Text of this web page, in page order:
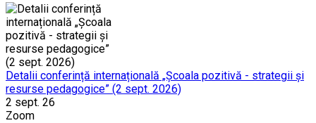
Detalii conferință internațională „Școala pozitivă - strategii și
resurse pedagogice” (2 sept. 2026)
2 sept. 26
Zoom